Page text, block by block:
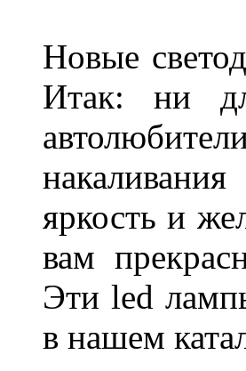
Новые
Итак: ни
яркость и
вам
Эти led
в нашем